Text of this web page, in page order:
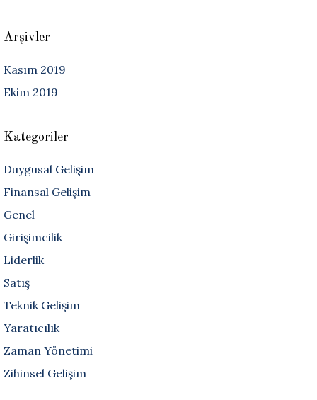
Arşivler
Kasım 2019
Ekim 2019
Kategoriler
Duygusal Gelişim
Finansal Gelişim
Genel
Girişimcilik
Liderlik
Satış
Teknik Gelişim
Yaratıcılık
Zaman Yönetimi
Zihinsel Gelişim